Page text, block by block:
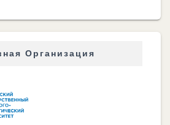
Организация